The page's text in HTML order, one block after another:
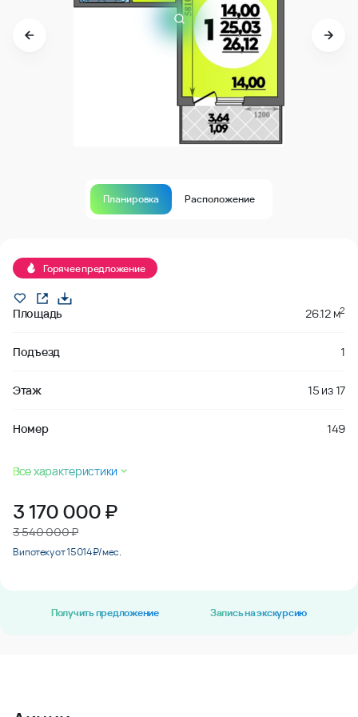
Планировка Расположение
Горячее предложение
Площадь 26.12 м2
Подъезд 1
Этаж 15 из17
Номер 149
Все характеристики
3 170 000₽
3 540 000 ₽
В ипотеку от 15 014 ₽/мес.
Получить предложение Запись на экскурсию